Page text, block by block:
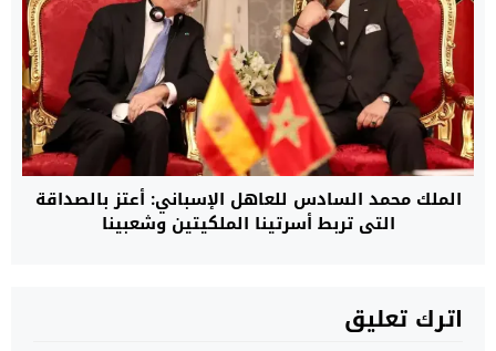
الملك محمد السادس للعاهل الإسباني: أعتز بالصداقة
التي تربط أسرتينا الملكيتين وشعبينا
اترك تعليق